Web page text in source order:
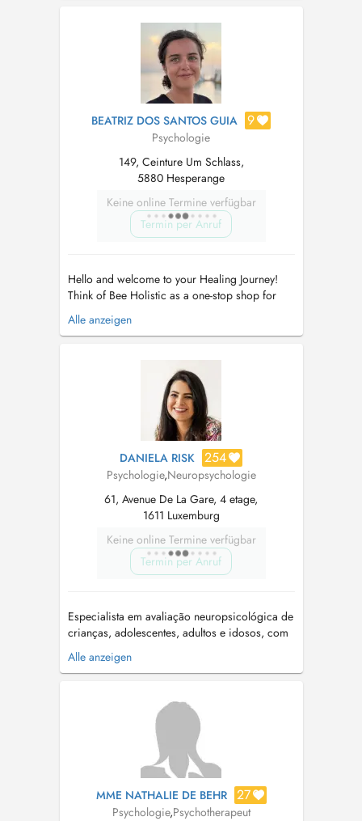
psychopathologie, mon parcours s'est ensuite
ouvert aux RH appliquées à la psychologi...
BEATRIZ DOS SANTOS GUIA 9
Psychologie
149, Ceinture Um Schlass,
5880 Hesperange
Keine online Termine verfügbar
Termin per Anruf
Hello and welcome to your Healing Journey!
Think of Bee Holistic as a one-stop shop for
individuals such as yourself, who wish to
improve and nurture their wellbeing. We offer
healing, blending Psychology with techniques
like NLP and Sophrology to ...
Alle anzeigen
DANIELA RISK 254
Psychologie,Neuropsychologie
61, Avenue De La Gare, 4 etage,
1611 Luxemburg
Keine online Termine verfügbar
Termin per Anruf
Especialista em avaliação neuropsicológica de
crianças, adolescentes, adultos e idosos, com
16 anos de experiência em Psicologia Clínica.
Avaliação neuropsicológica para investigação
Atenção/Hiperatividade (TDAH). Transtornos
Específicos da Aprendizagem (Dislexi...
Alle anzeigen
MME NATHALIE DE BEHR 27
Psychologie,Psychotherapeut